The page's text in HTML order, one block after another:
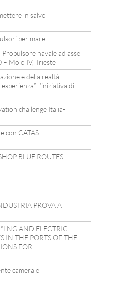
in salvo
per mare
navale ad asse
– Molo IV, Trieste
e della realtà
l’iniziativa di
challenge Italia-
con CATAS
BLUE ROUTES
PROVA A
AND ELECTRIC
IN THE PORTS OF THE
FOR
camerale